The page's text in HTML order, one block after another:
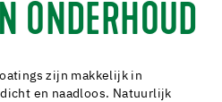
ONDERHOUD
zijn makkelijk in
en naadloos. Natuurlijk